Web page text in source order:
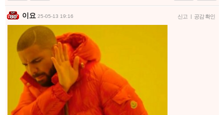
이요 25-05-13 19:16 신고 | 공감 확인